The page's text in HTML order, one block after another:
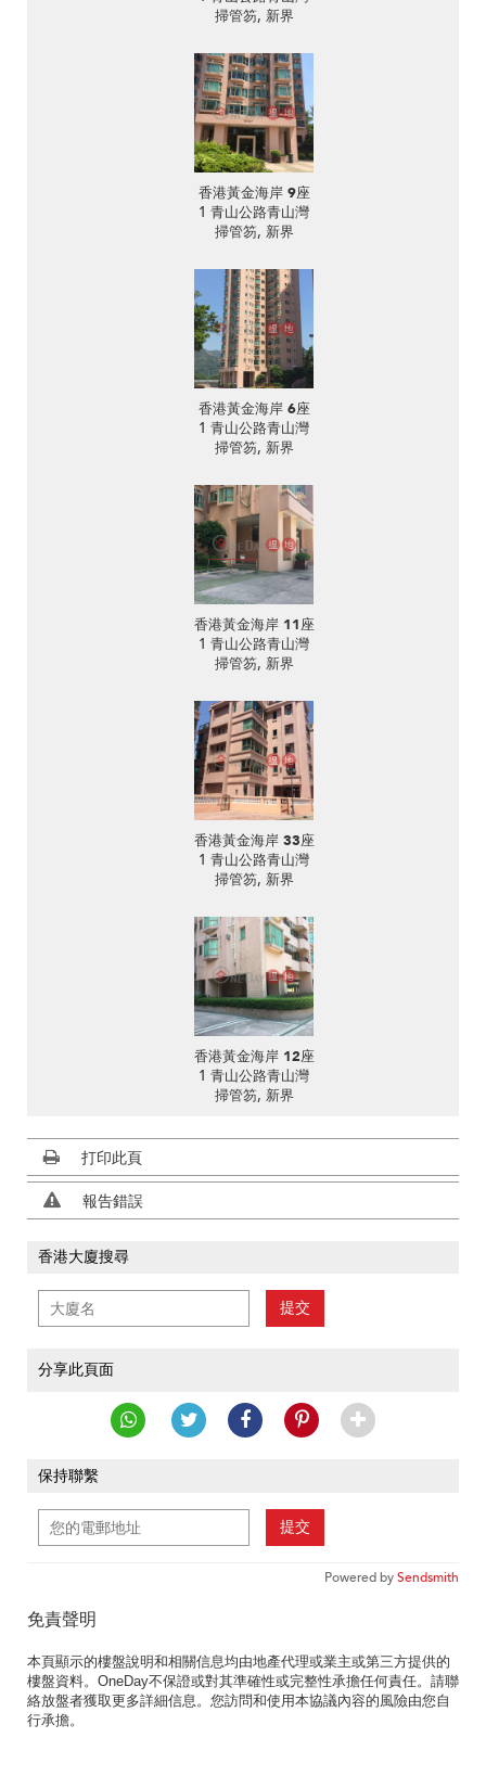
掃管笏, 新界
香港黃金海岸 9座
1 青山公路青山灣
掃管笏, 新界
香港黃金海岸 6座
1 青山公路青山灣
掃管笏, 新界
香港黃金海岸 11座
1 青山公路青山灣
掃管笏, 新界
香港黃金海岸 33座
1 青山公路青山灣
掃管笏, 新界
香港黃金海岸 12座
1 青山公路青山灣
掃管笏, 新界
打印此頁
報告錯誤
香港大廈搜尋
提交
分享此頁面
保持聯繫
提交
Powered bySendsmith
免責聲明
本頁顯示的樓盤說明和相關信息均由地產代理或業主或第三方提供的
樓盤資料。OneDay不保證或對其準確性或完整性承擔任何責任。請聯
絡放盤者獲取更多詳細信息。您訪問和使用本協議內容的風險由您自
行承擔。